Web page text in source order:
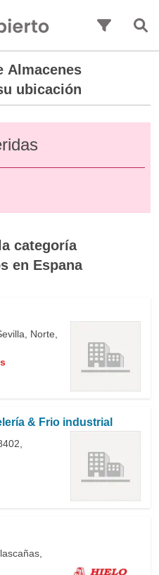
Almacenes
ubicación
categoría
en Espana
Norte,
& Frio industrial